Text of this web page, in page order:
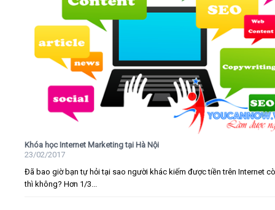
Khóa học Internet Marketing tại Hà Nội
23/02/2017
Đã bao giờ bạn tự hỏi tại sao người khác kiếm được tiền trên Internet
thì không? Hơn 1/3...